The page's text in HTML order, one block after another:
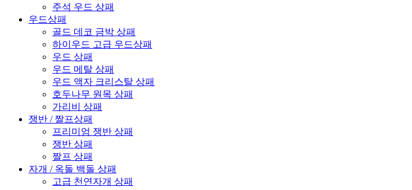
주석 우드 상패
우드상패
골드 데코 금박 상패
하이우드 고급 우드상패
우드 상패
우드 메탈 상패
우드 액자 크리스탈 상패
호두나무 원목 상패
가리비 상패
쟁반 / 짤프상패
프리미엄 쟁반 상패
쟁반 상패
짤프 상패
자개 / 옥돌 백돌 상패
고급 천연자개 상패